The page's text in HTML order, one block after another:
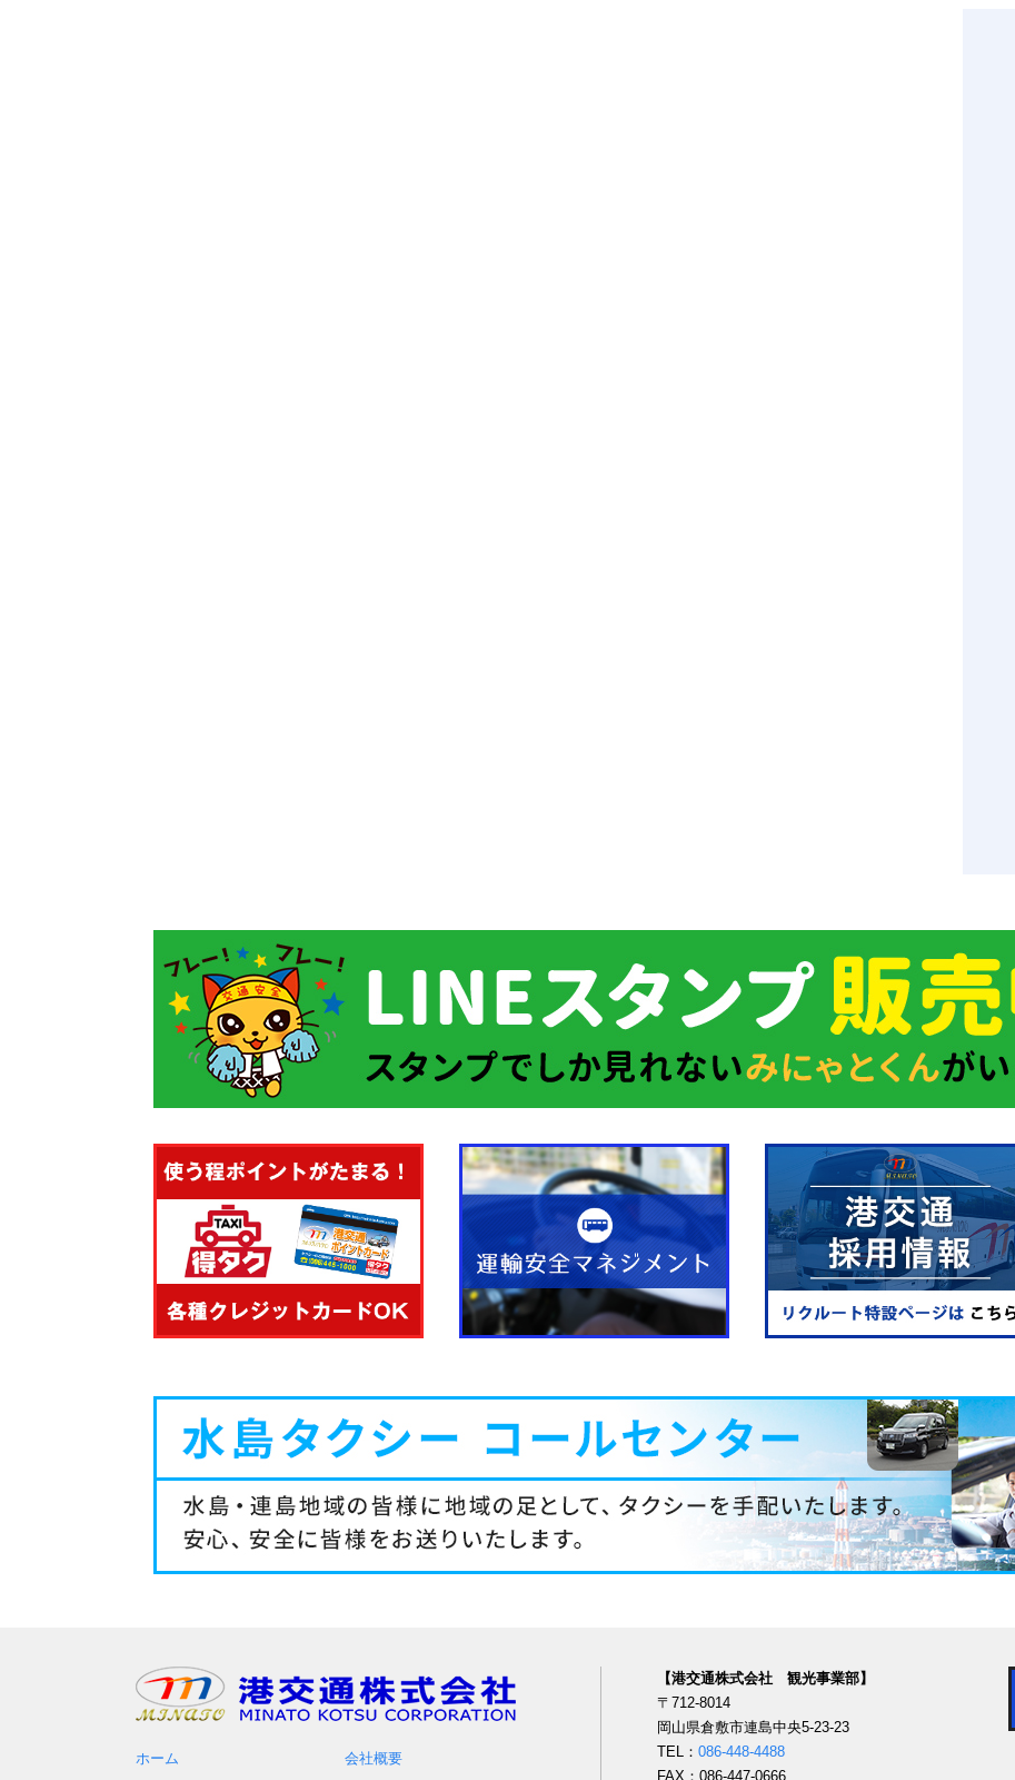
ホーム 会社概要
【港交通株式会社 観光事業部】
〒712-8014
岡山県倉敷市連島中央5-23-23
TEL： 086-448-4488
FAX：086-447-0666